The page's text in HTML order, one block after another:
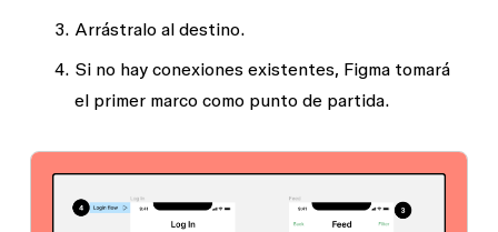
Arrástralo al destino.
Si no hay conexiones existentes, Figma tomará
el primer marco como punto de partida.